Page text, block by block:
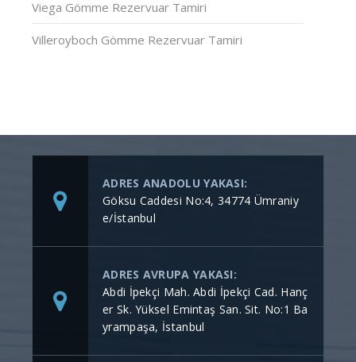
Viega Gömme Rezervuar Tamiri
Villeroyboch Gömme Rezervuar Tamiri
ADRES ANADOLU YAKASI:
Göksu Caddesi No:4, 34774 Ümraniy
e/İstanbul
ADRES AVRUPA YAKASI:
Abdi İpekçi Mah. Abdi İpekçi Cad. Hanç
er Sk. Yüksel Emintaş San. Sit. No:1 Ba
yrampaşa, İstanbul